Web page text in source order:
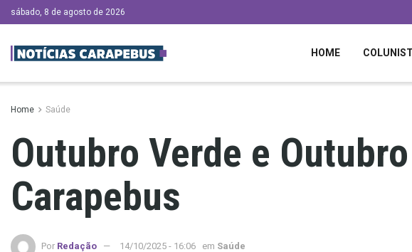
sábado, 8 de agosto de 2026
HOME
Home Saúde
Outubro Verde e
Carapebus
Por Redação 14/10/2025 - 16:06 em Saúde